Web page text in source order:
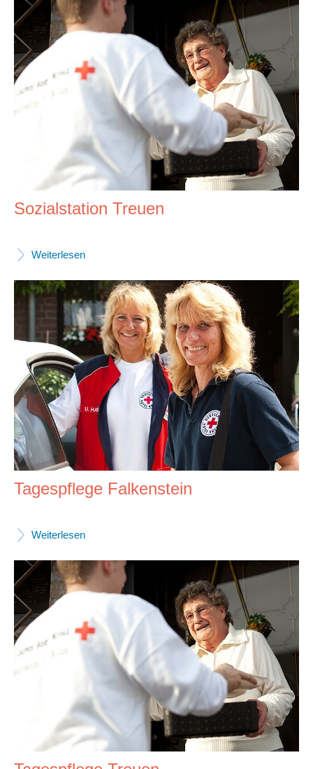
Sozialstation Treuen
Weiterlesen
Tagespflege Falkenstein
Weiterlesen